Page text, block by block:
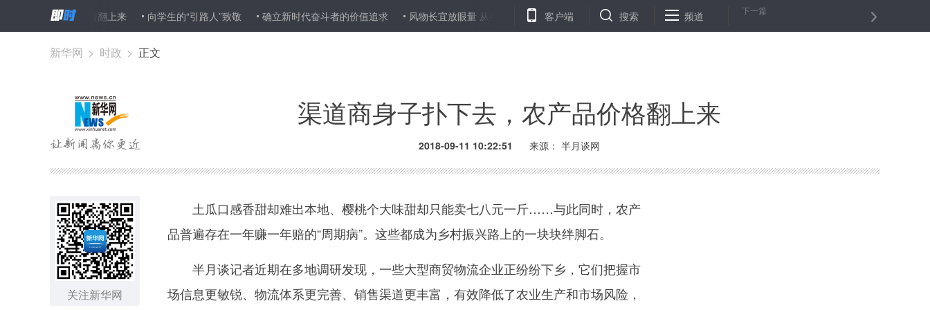
产品价格翻上来 向学生的“引路人”致敬 确立新时代奋斗者的价值追求 风物长宜放眼量 从强国兴衰规律看我国面临的外部挑战 长租公寓甲醛超标问题缘何多发？ 两部门：开展专项行动打击非法
勇接棒这个曾五访河南的传奇商人并不是要“退休”
客户端 搜索 频道 下一篇
新华网 > 时政 > 正文
渠道商身子扑下去，农产品价格翻上来
2018-09-11 10:22:51 来源： 半月谈网
关注新华网
土瓜口感香甜却难出本地、樱桃个大味甜却只能卖七八元一斤……与此同时，农产
品普遍存在一年赚一年赔的“周期病”。这些都成为乡村振兴路上的一块块绊脚石。
半月谈记者近期在多地调研发现，一些大型商贸物流企业正纷纷下乡，它们把握市
场信息更敏锐、物流体系更完善、销售渠道更丰富，有效降低了农业生产和市场风险，